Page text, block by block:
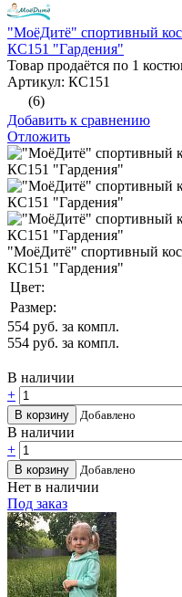
"МоёДитё" спортивный
КС151 "Гардения"
Товар продаётся по 1
Артикул: КС151
(6)
Добавить к сравнению
Отложить
"МоёДитё" спортивный
КС151 "Гардения"
Цвет:
Размер:
554 руб. за компл.
554 руб. за компл.
В наличии
+
В корзину Добавлено
В наличии
+
В корзину Добавлено
Нет в наличии
Под заказ